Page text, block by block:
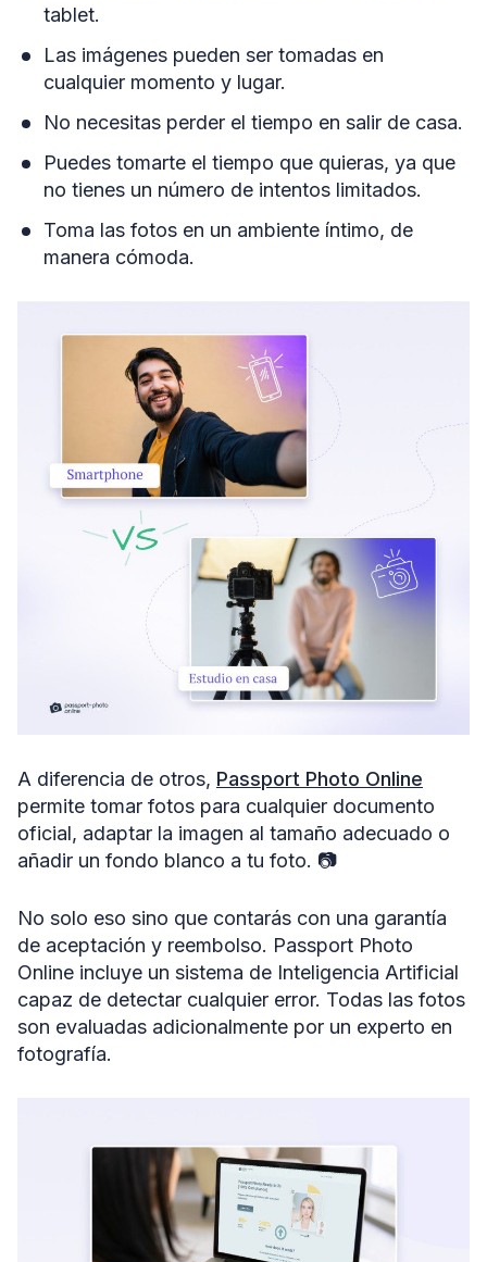
tablet.
Las imágenes pueden ser tomadas en
cualquier momento y lugar.
No necesitas perder el tiempo en salir de casa.
Puedes tomarte el tiempo que quieras, ya que
no tienes un número de intentos limitados.
Toma las fotos en un ambiente íntimo, de
manera cómoda.
A diferencia de otros, Passport Photo Online
permite tomar fotos para cualquier documento
oficial, adaptar la imagen al tamaño adecuado o
añadir un fondo blanco a tu foto. 📷
No solo eso sino que contarás con una garantía
de aceptación y reembolso. Passport Photo
Online incluye un sistema de Inteligencia Artificial
capaz de detectar cualquier error. Todas las fotos
son evaluadas adicionalmente por un experto en
fotografía.